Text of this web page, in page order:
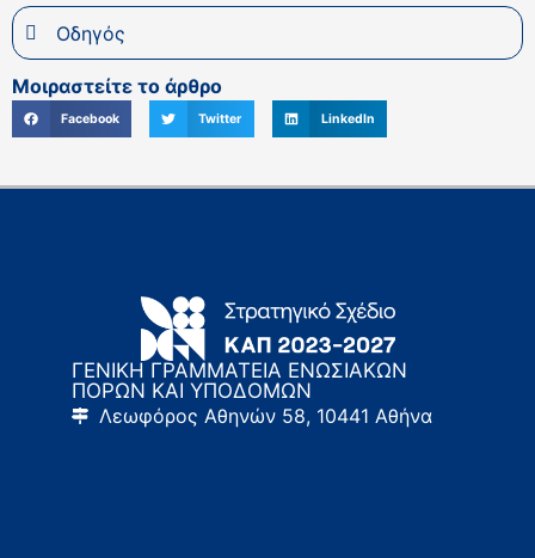
Οδηγός
Μοιραστείτε το άρθρο
Facebook Twitter LinkedIn
ΓΕΝΙΚΗ ΓΡΑΜΜΑΤΕΙΑ ΕΝΩΣΙΑΚΩΝ
ΠΟΡΩΝ ΚΑΙ ΥΠΟΔΟΜΩΝ
Λεωφόρος Αθηνών 58, 10441 Αθήνα